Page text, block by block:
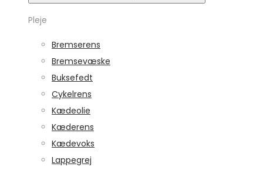
Pleje
Bremserens
Bremsevæske
Buksefedt
Cykelrens
Kædeolie
Kæderens
Kædevoks
Lappegrej